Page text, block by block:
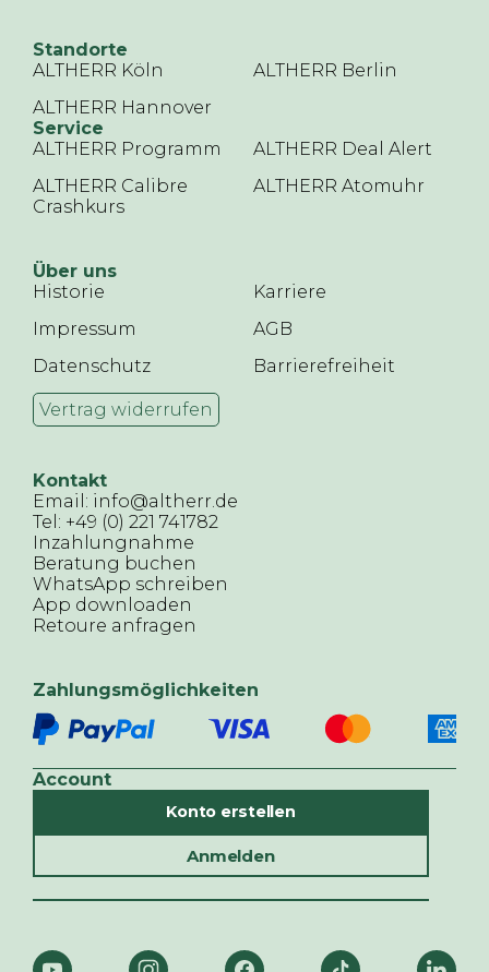
Standorte
ALTHERR Köln
ALTHERR Berlin
ALTHERR Hannover
Service
ALTHERR Programm
ALTHERR Deal Alert
ALTHERR Calibre
Crashkurs
ALTHERR Atomuhr
Über uns
Historie
Karriere
Impressum
AGB
Datenschutz
Barrierefreiheit
Vertrag widerrufen
Kontakt
Email: info@altherr.de
Tel: +49 (0) 221 741782
Inzahlungnahme
Beratung buchen
WhatsApp schreiben
App downloaden
Retoure anfragen
Zahlungsmöglichkeiten
Account
Konto erstellen
Anmelden